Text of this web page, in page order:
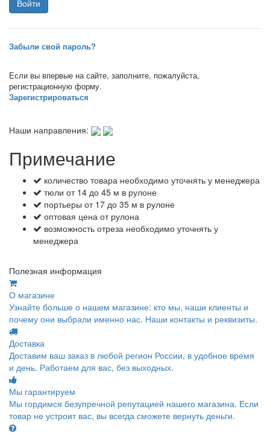
Забыли свой пароль?
Если вы впервые на сайте, заполните, пожалуйста,
регистрационную форму.
Зарегистрироваться
Наши направления:
Примечание
количество товара необходимо уточнять у менеджера
тюли от 14 до 45 м в рулоне
портьеры от 17 до 35 м в рулоне
оптовая цена от рулона
возможность отреза необходимо уточнять у
менеджера
Полезная информация
О магазине
Узнайте больше о нашем магазине: кто мы, наши клиенты и
почему они выбрали именно нас. Наши контакты и реквизиты.
Доставка
Доставим ваш заказ в любой регион России, в удобное время
и день. Работаем для вас, без выходных.
Мы гарантируем
Мы гордимся безупречной репутацией нашего магазина. Если
товар не устроит вас, вы всегда сможете вернуть деньги.